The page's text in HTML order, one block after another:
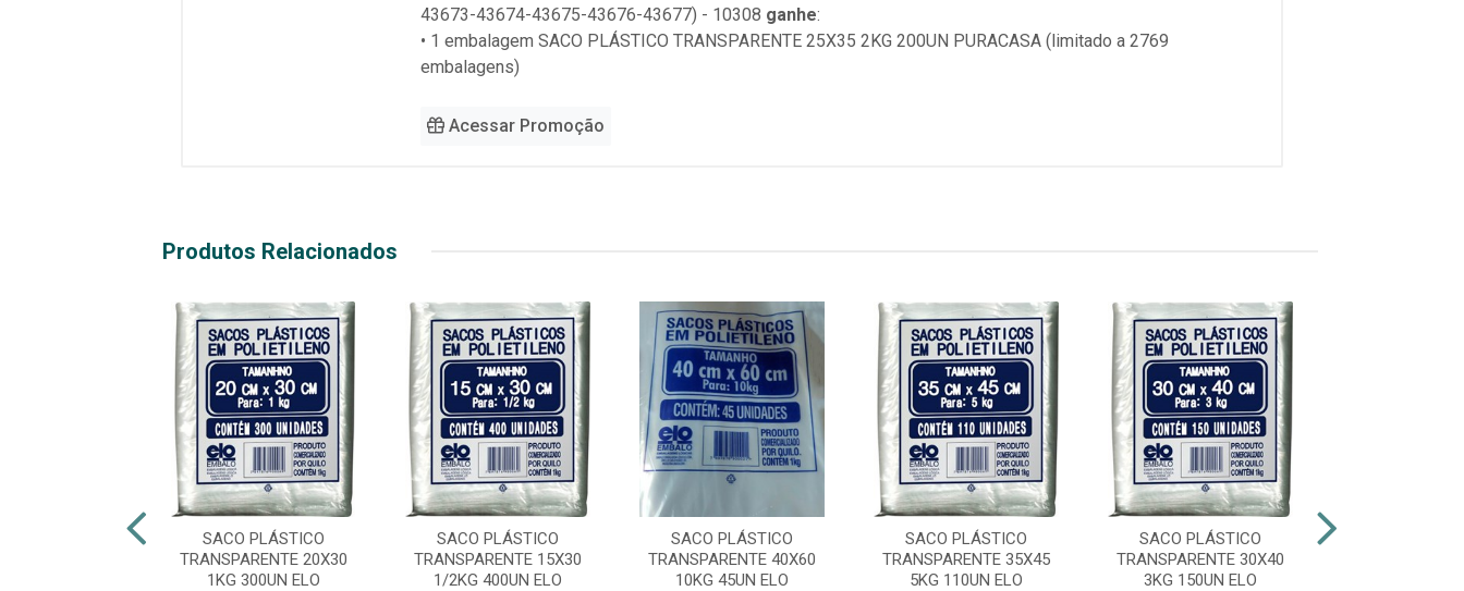
43673-43674-43675-43676-43677) - 10308 ganhe:
• 1 embalagem SACO PLÁSTICO TRANSPARENTE 25X35 2KG 200UN PURACASA (limitado a 2769
embalagens)
Acessar Promoção
Produtos Relacionados
SACO PLÁSTICO
TRANSPARENTE 20X30
1KG 300UN ELO
SACO PLÁSTICO
TRANSPARENTE 15X30
1/2KG 400UN ELO
SACO PLÁSTICO
TRANSPARENTE 40X60
10KG 45UN ELO
SACO PLÁSTICO
TRANSPARENTE 35X45
5KG 110UN ELO
SACO PLÁSTICO
TRANSPARENTE 30X40
3KG 150UN ELO